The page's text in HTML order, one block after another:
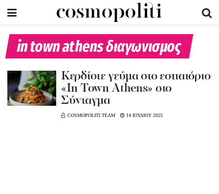
in town athens διαγωνισμος
Kερδίστε γεύμα στο εστιατόριο
«In Town Athens» στο
Σύνταγμα
COSMOPOLITI TEAM 14 ΙΟΥΛΙΟΥ 2025